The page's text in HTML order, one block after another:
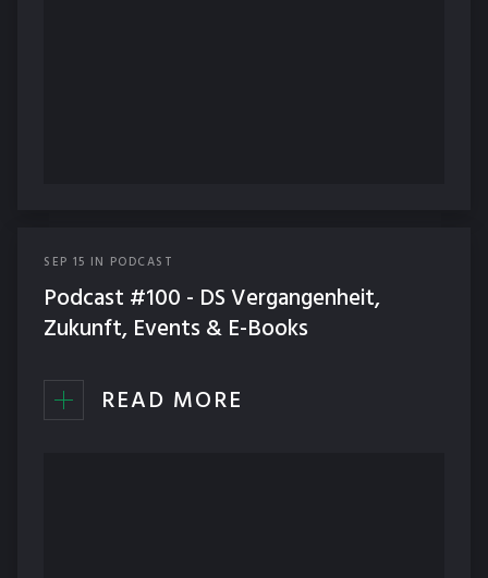
SEP 15 IN PODCAST
Podcast #100 - DS Vergangenheit,
Zukunft, Events & E-Books
READ MORE